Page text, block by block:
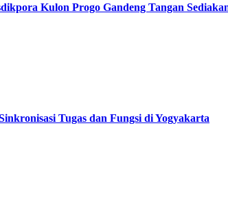
Kulon Progo Gandeng Tangan
Tugas dan Fungsi di Yogyakarta